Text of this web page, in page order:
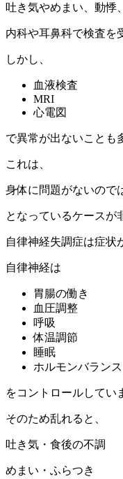
吐き気やめまい、動悸
内科や耳鼻科で検査を
しかし、
血液検査
MRI
心電図
で異常が出ないことも
これは、
身体に問題がないので
となっているケースが
自律神経失調症は症状
自律神経は
胃腸の働き
血圧調整
呼吸
体温調節
睡眠
ホルモンバランス
をコントロールしてい
そのため乱れると、
吐き気・食後の不調
めまい・ふらつき